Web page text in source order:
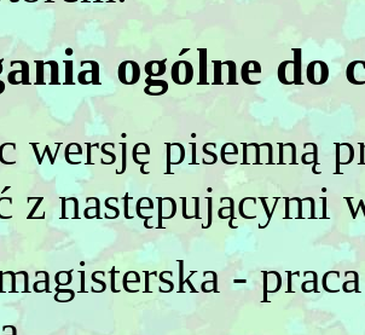
ogólne do
wersję pisemną
z następującymi
-